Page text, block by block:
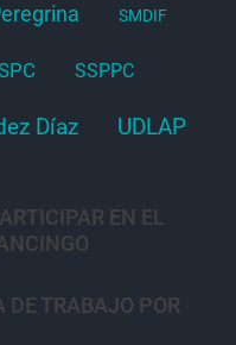
SMDIF
SSPPC
Díaz UDLAP
EN EL
DE TRABAJO POR